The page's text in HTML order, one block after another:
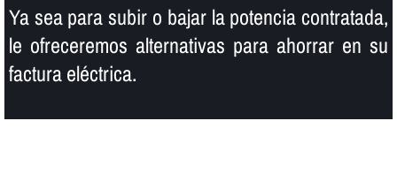
Ya sea para subir o bajar la potencia contratada,
le ofreceremos alternativas para ahorrar en su
factura eléctrica.